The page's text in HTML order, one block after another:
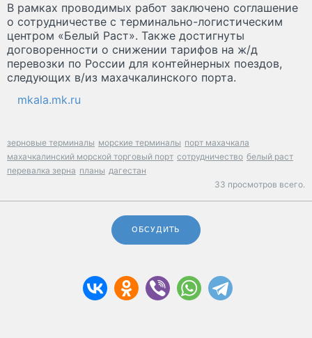
В рамках проводимых работ заключено соглашение
о сотрудничестве с терминально-логистическим
центром «Белый Раст». Также достигнуты
договоренности о снижении тарифов на ж/д
перевозки по России для контейнерных поездов,
следующих в/из махачкалинского порта.
mkala.mk.ru
зерновые терминалы морские терминалы порт махачкала
махачкалинский морской торговый порт сотрудничество белый раст
перевалка зерна планы дагестан
33 просмотров всего.
ОБСУДИТЬ